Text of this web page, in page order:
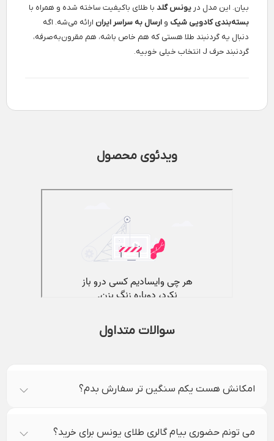
بیان. این مدل در یونس گلد با طلای باکیفیت ساخته شده و همراه با
بسته‌بندی کادویی شیک و ارسال به سراسر ایران ارائه می‌شه. اگه
دنبال یه گردنبند طلا هستی که هم خاص باشه، هم مقرون‌به‌صرفه،
گردنبند حرف J انتخاب خیلی خوبیه.
ویدئوی محصول
سوالات متداول
امکانش هست یکم سنگین تر سفارش بدم؟
می تونم حضوری بیام گالری طلای یونس برای خرید؟